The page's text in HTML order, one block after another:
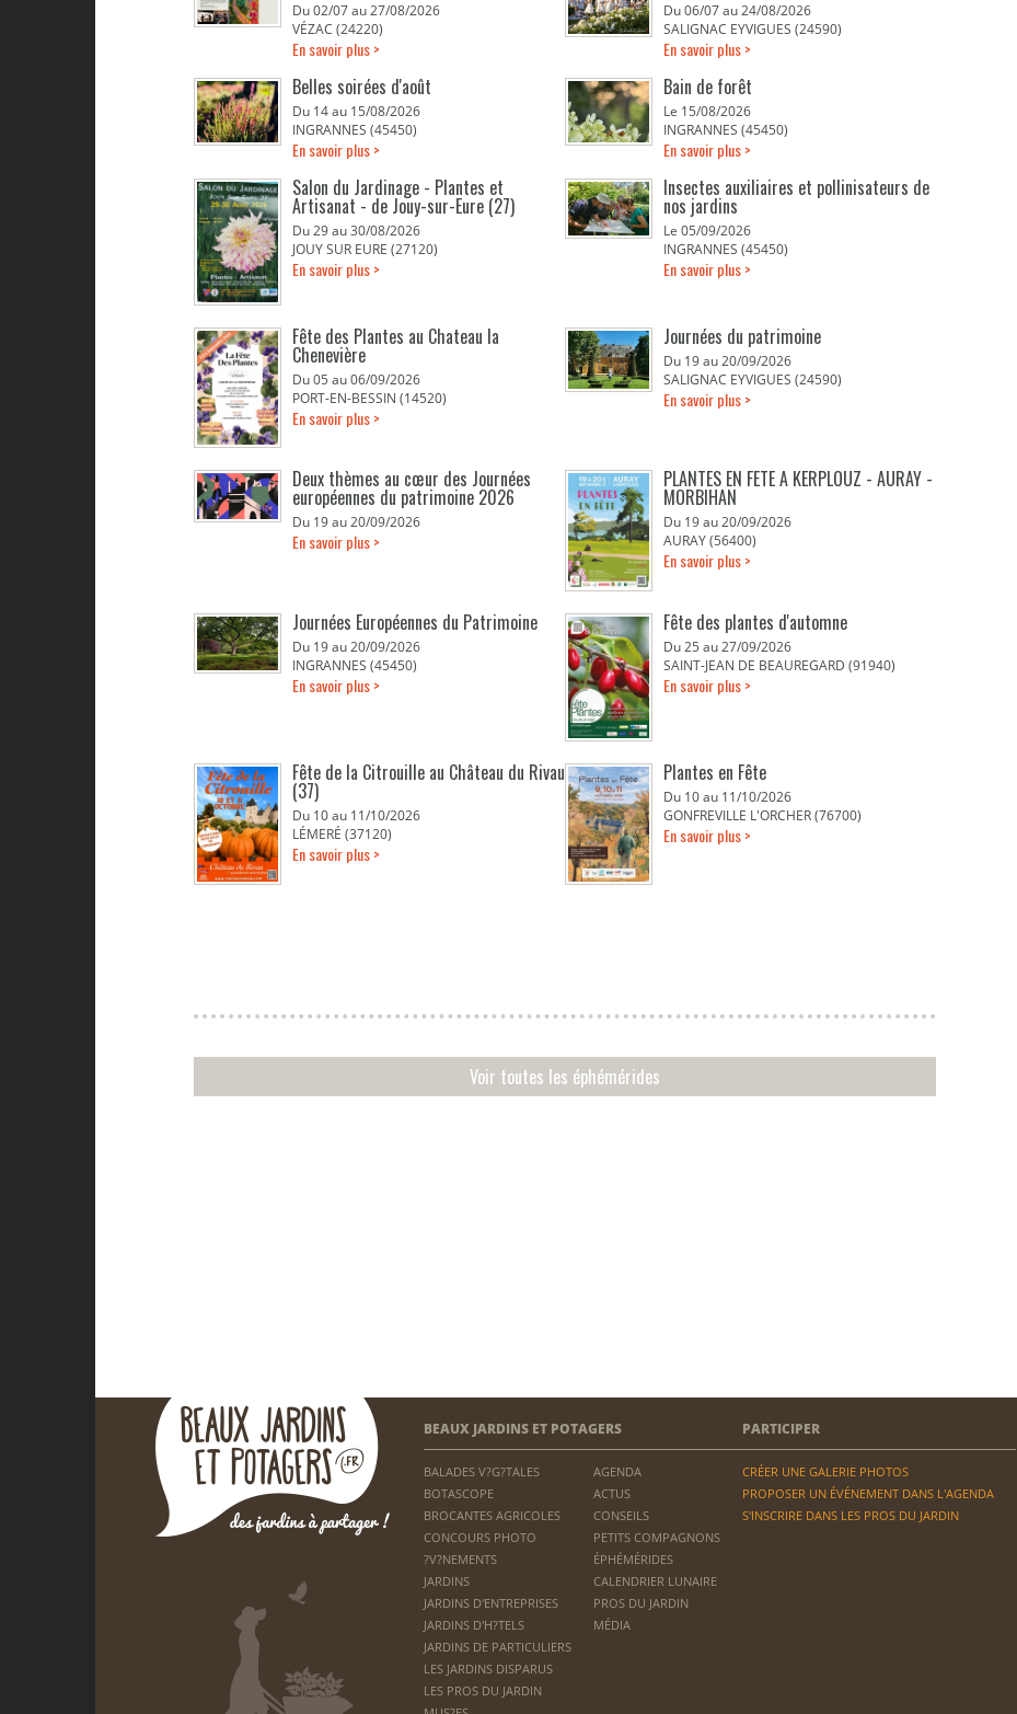
Du 02/07 au 27/08/2026
VÉZAC (24220)
En savoir plus >
Du 06/07 au 24/08/2026
SALIGNAC EYVIGUES (24590)
En savoir plus >
Belles soirées d'août
Du 14 au 15/08/2026
INGRANNES (45450)
En savoir plus >
Bain de forêt
Le 15/08/2026
INGRANNES (45450)
En savoir plus >
Salon du Jardinage - Plantes et
Artisanat - de Jouy-sur-Eure (27)
Du 29 au 30/08/2026
JOUY SUR EURE (27120)
En savoir plus >
Insectes auxiliaires et pollinisateurs de
nos jardins
Le 05/09/2026
INGRANNES (45450)
En savoir plus >
Fête des Plantes au Chateau la
Chenevière
Du 05 au 06/09/2026
PORT-EN-BESSIN (14520)
En savoir plus >
Journées du patrimoine
Du 19 au 20/09/2026
SALIGNAC EYVIGUES (24590)
En savoir plus >
Deux thèmes au cœur des Journées
européennes du patrimoine 2026
Du 19 au 20/09/2026
En savoir plus >
PLANTES EN FETE A KERPLOUZ - AURAY -
MORBIHAN
Du 19 au 20/09/2026
AURAY (56400)
En savoir plus >
Journées Européennes du Patrimoine
Du 19 au 20/09/2026
INGRANNES (45450)
En savoir plus >
Fête des plantes d'automne
Du 25 au 27/09/2026
SAINT-JEAN DE BEAUREGARD (91940)
En savoir plus >
Fête de la Citrouille au Château du Rivau
(37)
Du 10 au 11/10/2026
LÉMERÉ (37120)
En savoir plus >
Plantes en Fête
Du 10 au 11/10/2026
GONFREVILLE L'ORCHER (76700)
En savoir plus >
Voir toutes les éphémérides
BEAUX JARDINS ET POTAGERS
BALADES V?G?TALES
BOTASCOPE
BROCANTES AGRICOLES
CONCOURS PHOTO
?V?NEMENTS
JARDINS
JARDINS D'ENTREPRISES
JARDINS D'H?TELS
JARDINS DE PARTICULIERS
LES JARDINS DISPARUS
LES PROS DU JARDIN
AGENDA
ACTUS
CONSEILS
PETITS COMPAGNONS
ÉPHÉMÉRIDES
CALENDRIER LUNAIRE
PROS DU JARDIN
MÉDIA
PARTICIPER
CRÉER UNE GALERIE PHOTOS
PROPOSER UN ÉVÉNEMENT DANS L'AGENDA
S'INSCRIRE DANS LES PROS DU JARDIN